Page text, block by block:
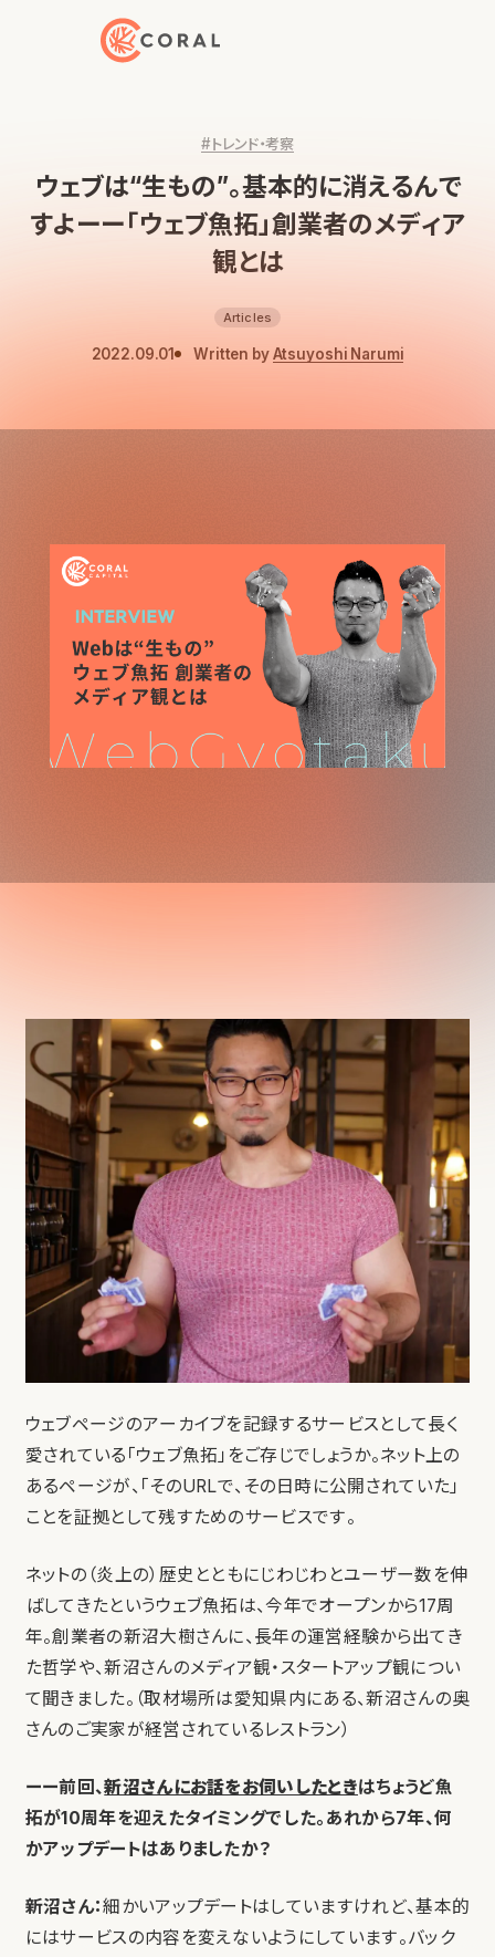
トップページへ戻る
#トレンド・考察
ウェブは“生もの”。基本的に消えるんで
すよーー「ウェブ魚拓」創業者のメディア
観とは
Articles
2022.09.01 Written byAtsuyoshi Narumi
ウェブページのアーカイブを記録するサービスとして長く
愛されている「ウェブ魚拓」をご存じでしょうか。ネット上の
あるページが、「そのURLで、その日時に公開されていた」
ことを証拠として残すためのサービスです。
ネットの（炎上の）歴史とともにじわじわとユーザー数を伸
ばしてきたというウェブ魚拓は、今年でオープンから17周
年。創業者の新沼大樹さんに、長年の運営経験から出てき
た哲学や、新沼さんのメディア観・スタートアップ観につい
て聞きました。（取材場所は愛知県内にある、新沼さんの奥
さんのご実家が経営されているレストラン）
ーー前回、新沼さんにお話をお伺いしたときはちょうど魚
拓が10周年を迎えたタイミングでした。あれから7年、何
かアップデートはありましたか？
新沼さん：細かいアップデートはしていますけれど、基本的
にはサービスの内容を変えないようにしています。バック